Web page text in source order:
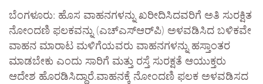
ಬೆಂಗಳೂರು: ಹೊಸ ವಾಹನಗಳನ್ನು ಖರೀದಿಸಿದವರಿಗೆ ಅತಿ ಸುರಕ್ಷಿತ
ನೋಂದಣಿ ಫಲಕವನ್ನು (ಎಚ್‌ಎಸ್‌ಆರ್‌ಪಿ) ಅಳವಡಿಸಿದ ಬಳಿಕವೇ
ವಾಹನ ಮಾರಾಟ ಮಳಿಗೆಯವರು ವಾಹನಗಳನ್ನು ಹಸ್ತಾಂತರ
ಮಾಡಬೇಕು ಎಂದು ಸಾರಿಗೆ ಮತ್ತು ರಸ್ತೆ ಸುರಕ್ಷತೆ ಆಯುಕ್ತರು
ಆದೇಶ ಹೊರಡಿಸಿದ್ದಾರೆ.ವಾಹನಕ್ಕೆ ನೋಂದಣಿ ಫಲಕ ಅಳವಡಿಸದ